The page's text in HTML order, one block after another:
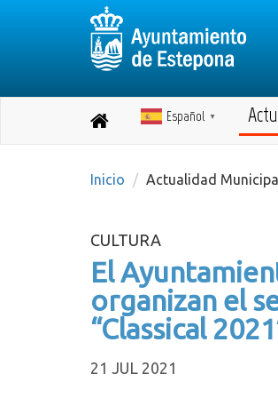
Destino:
inicio
Español ▼
Inicio Actualidad
CULTURA
El
organizan el
“Classical
21 JUL 2021